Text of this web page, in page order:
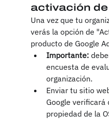
activación
Una vez que tu
verás la opción de
producto de Google
Importante:
encuesta de
organización.
Enviar tu sitio
Google verificará
propiedad de la